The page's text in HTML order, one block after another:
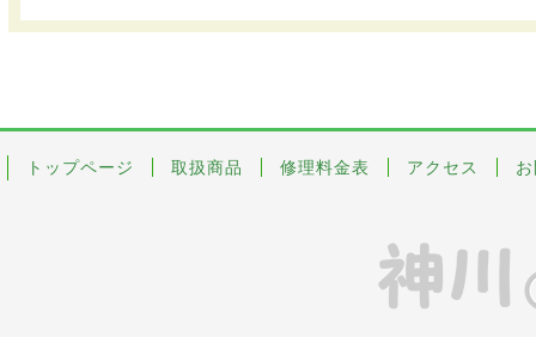
トップページ 取扱商品 修理料金表 アクセス